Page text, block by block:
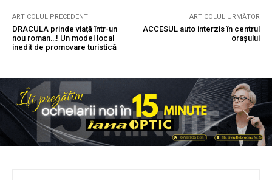
ARTICOLUL PRECEDENT
DRACULA prinde viață într-un
nou roman…! Un model local
inedit de promovare turistică
ARTICOLUL URMĂTOR
ACCESUL auto interzis în centrul
orașului